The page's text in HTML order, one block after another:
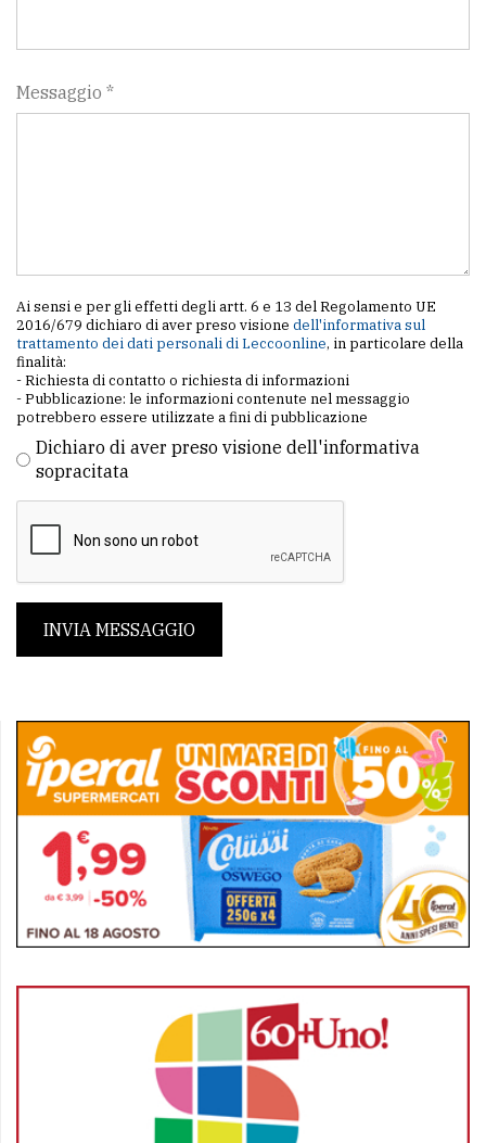
Messaggio *
Ai sensi e per gli effetti degli artt. 6 e 13 del Regolamento UE
2016/679 dichiaro di aver preso visione dell'informativa sul
trattamento dei dati personali di Leccoonline, in particolare della
finalità:
- Richiesta di contatto o richiesta di informazioni
- Pubblicazione: le informazioni contenute nel messaggio
potrebbero essere utilizzate a fini di pubblicazione
Dichiaro di aver preso visione dell'informativa
sopracitata
INVIA MESSAGGIO